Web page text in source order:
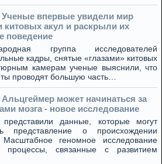
Ученые впервые увидели мир
китовых акул и раскрыли их
поведение
группа исследователей
кадры, снятые «глазами» китовых
камерам ученые выяснили, что
проводят большую часть…
Альцгеймер может начинаться за
мозга - новое исследование
данные, которые могут
представление о происхождении
геномное исследование
процессы, связанные с развитием